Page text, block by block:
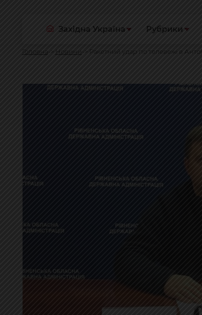
Західна Україна Рубрики
Головна Новини Ракетний удар по телевежі в